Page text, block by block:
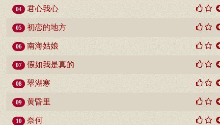
04 君心我心
05 初恋的地方
06 南海姑娘
07 假如我是真的
08 翠湖寒
09 黄昏里
10 奈何